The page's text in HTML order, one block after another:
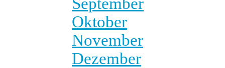
Oktober
November
Dezember